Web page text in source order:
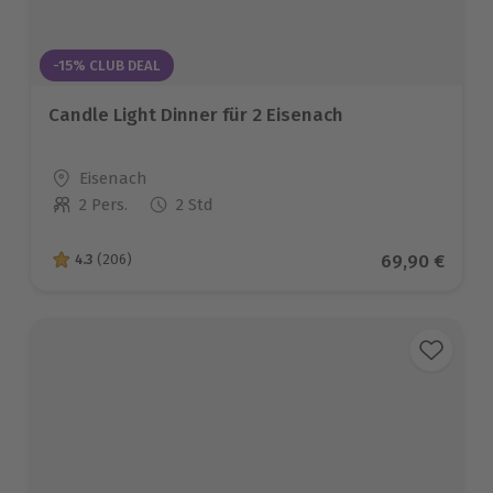
-15% CLUB DEAL
Candle Light Dinner für 2 Eisenach
Standort
Eisenach
Anzahl der Teilnehmer
2 Pers. 2 Std
4.3 von 5 Sternen basierend auf 206 Bewertungen
4.3 (206) Aktueller
69,90 €